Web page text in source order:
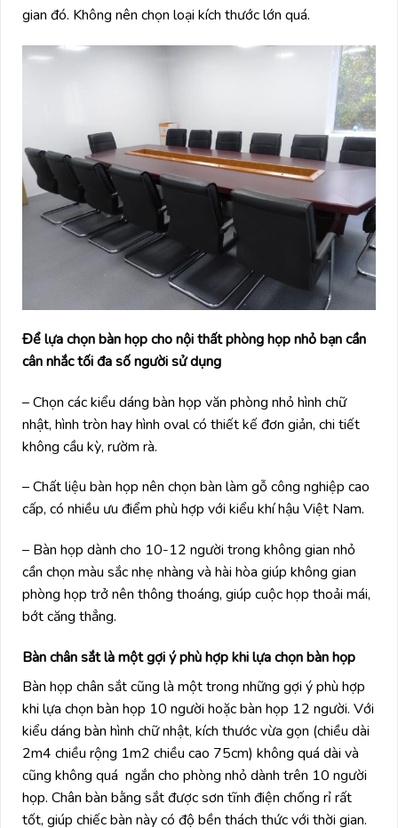
gian đó. Không nên chọn loại kích thước lớn quá.
Để lựa chọn bàn họp cho nội thất phòng họp nhỏ bạn cần
cân nhắc tối đa số người sử dụng
– Chọn các kiểu dáng bàn họp văn phòng nhỏ hình chữ
nhật, hình tròn hay hình oval có thiết kế đơn giản, chi tiết
không cầu kỳ, rườm rà.
– Chất liệu bàn họp nên chọn bàn làm gỗ công nghiệp cao
cấp, có nhiều ưu điểm phù hợp với kiểu khí hậu Việt Nam.
– Bàn họp dành cho 10-12 người trong không gian nhỏ
cần chọn màu sắc nhẹ nhàng và hài hòa giúp không gian
phòng họp trở nên thông thoáng, giúp cuộc họp thoải mái,
bớt căng thẳng.
Bàn chân sắt là một gợi ý phù hợp khi lựa chọn bàn họp
Bàn họp chân sắt cũng là một trong những gợi ý phù hợp
khi lựa chọn bàn họp 10 người hoặc bàn họp 12 người. Với
kiểu dáng bàn hình chữ nhật, kích thước vừa gọn (chiều dài
2m4 chiều rộng 1m2 chiều cao 75cm) không quá dài và
cũng không quá ngắn cho phòng nhỏ dành trên 10 người
họp. Chân bàn bằng sắt được sơn tĩnh điện chống rỉ rất
tốt, giúp chiếc bàn này có độ bền thách thức với thời gian.